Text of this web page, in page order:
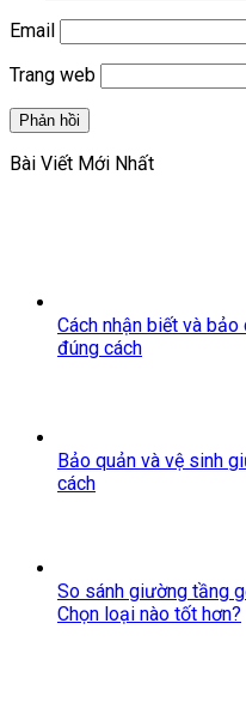
Email
Trang web
Bài Viết Mới Nhất
Cách nhận biết và
đúng cách
Bảo quản và vệ sinh
cách
So sánh giường tầng
Chọn loại nào tốt hơn?